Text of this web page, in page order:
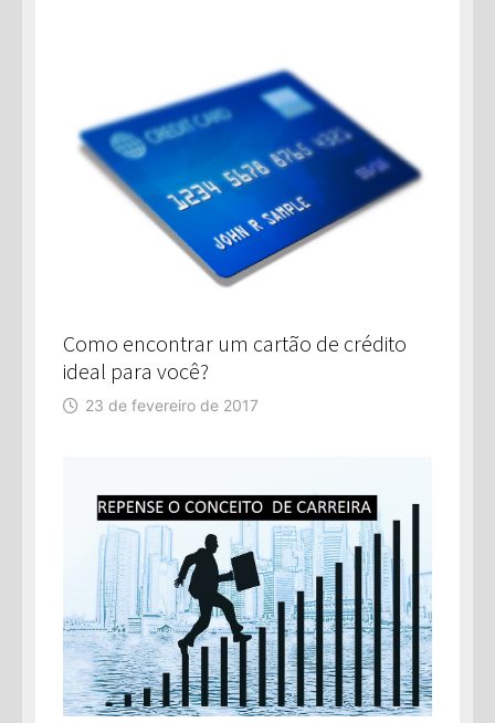
Como encontrar um cartão de crédito
ideal para você?
23 de fevereiro de 2017